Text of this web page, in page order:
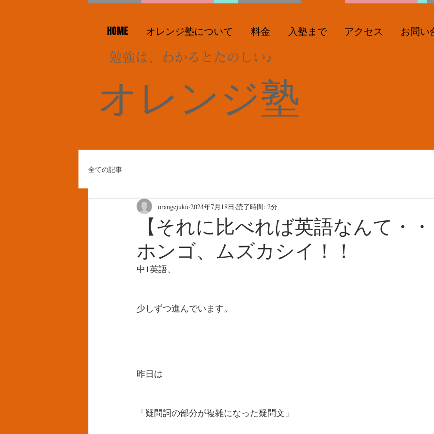
HOME オレンジ塾について 料金 入塾まで アクセス お問い
勉強は、わかるとたのしい♪
オレンジ塾
全ての記事
【それに比べれば英語なんて・
ホンゴ、ムズカシイ！！
orangejuku 2024年7月18日 読了時間: 2分
中1英語、
少しずつ進んでいます。
昨日は
「疑問詞の部分が複雑になった疑問文」